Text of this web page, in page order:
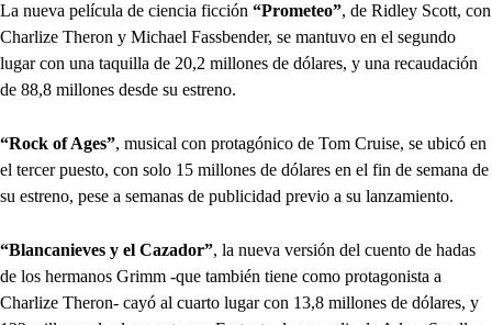
La nueva película de ciencia ficción “Prometeo”, de Ridley Scott, con
Charlize Theron y Michael Fassbender, se mantuvo en el segundo
lugar con una taquilla de 20,2 millones de dólares, y una recaudación
de 88,8 millones desde su estreno.
“Rock of Ages”, musical con protagónico de Tom Cruise, se ubicó en
el tercer puesto, con solo 15 millones de dólares en el fin de semana de
su estreno, pese a semanas de publicidad previo a su lanzamiento.
“Blancanieves y el Cazador”, la nueva versión del cuento de hadas
de los hermanos Grimm -que también tiene como protagonista a
Charlize Theron- cayó al cuarto lugar con 13,8 millones de dólares, y